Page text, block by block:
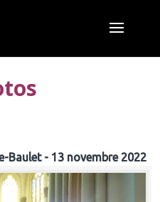
Baulet - 13 novembre 2022